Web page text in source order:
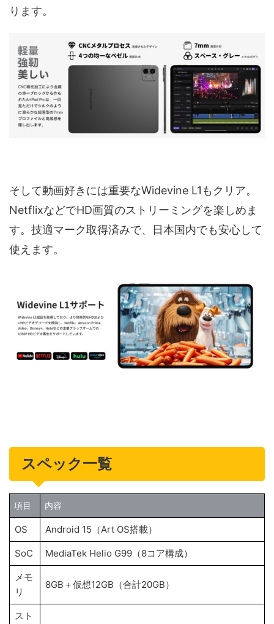
ります。
そして動画好きには重要なWidevine L1もクリア。
NetflixなどでHD画質のストリーミングを楽しめま
す。技適マーク取得済みで、日本国内でも安心して
使えます。
スペック一覧
項目 内容
OS Android 15（Art OS搭載）
SoC MediaTek Helio G99（8コア構成）
メモ
リ
8GB＋仮想12GB（合計20GB）
スト